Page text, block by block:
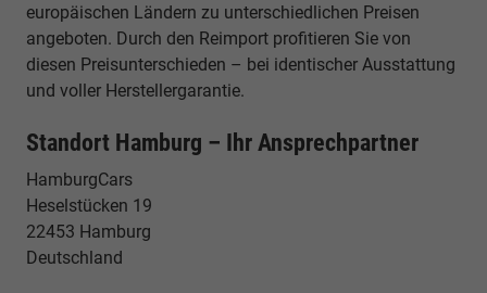
europäischen Ländern zu unterschiedlichen Preisen
angeboten. Durch den Reimport profitieren Sie von
diesen Preisunterschieden – bei identischer Ausstattung
und voller Herstellergarantie.
Standort Hamburg – Ihr Ansprechpartner
HamburgCars
Heselstücken 19
22453 Hamburg
Deutschland